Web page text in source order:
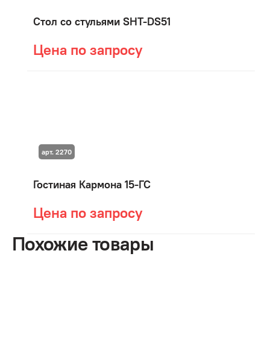
Стол со стульями SHT-DS51
Цена по запросу
Гостиная Кармона 15-ГС
Цена по запросу
арт. 2270
Похожие товары